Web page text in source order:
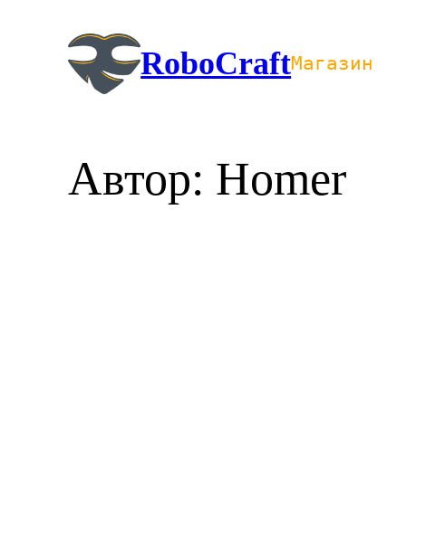
содержимому
RoboCraftМагазин
Автор: Homer